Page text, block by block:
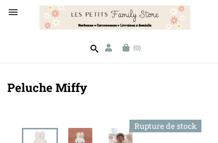

(0)
Peluche Miffy
Rupture de stock